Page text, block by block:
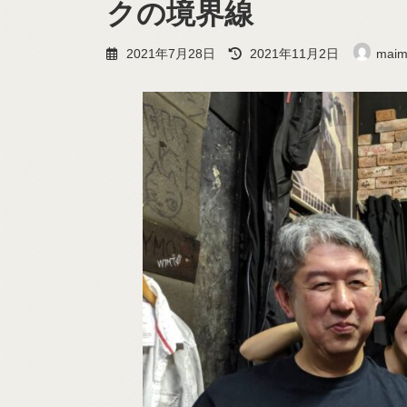
クの境界線
2021年7月28日
最
終
新
:
2021年11月2日